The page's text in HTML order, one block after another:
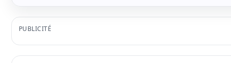
PUBLICITÉ